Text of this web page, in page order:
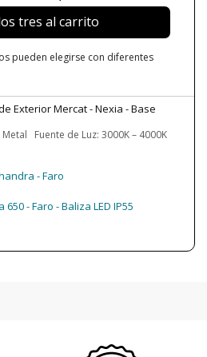
10W
3000K - 4000K
50000h
Sí
IP65
CE
Exterior
Lámparas de Pie
tres al carrito
pueden elegirse con diferentes
Exterior Mercat - Nexia - Base
Fuente de Luz: 3000K – 4000K
- Faro
- Faro - Baliza LED IP55